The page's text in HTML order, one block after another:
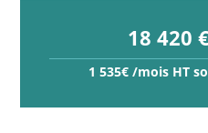
18 420
1 535€ /mois HT